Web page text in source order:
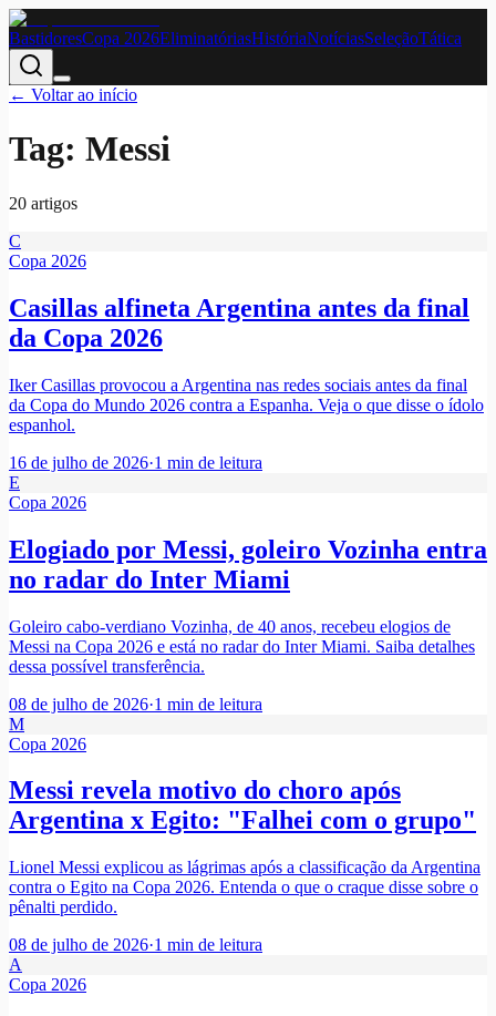
BastidoresCopa 2026EliminatóriasHistóriaNotíciasSeleçãoTática
← Voltar ao início
Tag: Messi
20 artigos
C
Copa 2026
Casillas alfineta Argentina antes da final
da Copa 2026
Iker Casillas provocou a Argentina nas redes sociais antes da final
da Copa do Mundo 2026 contra a Espanha. Veja o que disse o ídolo
espanhol.
16 de julho de 2026·1 min de leitura
E
Copa 2026
Elogiado por Messi, goleiro Vozinha entra
no radar do Inter Miami
Goleiro cabo-verdiano Vozinha, de 40 anos, recebeu elogios de
Messi na Copa 2026 e está no radar do Inter Miami. Saiba detalhes
dessa possível transferência.
08 de julho de 2026·1 min de leitura
M
Copa 2026
Messi revela motivo do choro após
Argentina x Egito: "Falhei com o grupo"
Lionel Messi explicou as lágrimas após a classificação da Argentina
contra o Egito na Copa 2026. Entenda o que o craque disse sobre o
pênalti perdido.
08 de julho de 2026·1 min de leitura
A
Copa 2026